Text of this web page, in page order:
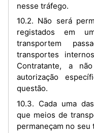
nesse tráfego.
10.2. Não será permitido que meios de transporte
registados em
transportem
transportes
Contratante, a
autorização
questão.
10.3. Cada uma das Partes Contratantes permitirá
que meios de
permaneçam no